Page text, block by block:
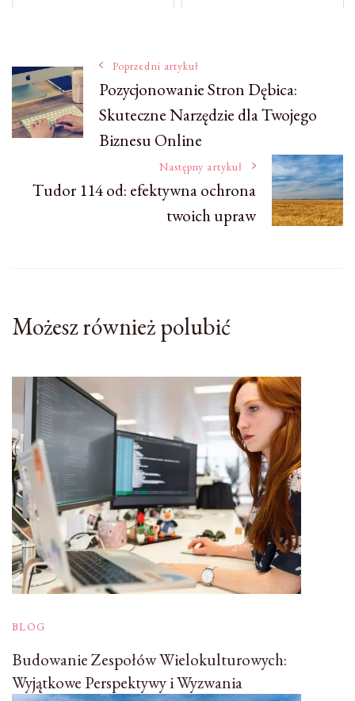
Nawigacja
wpisu
Poprzedni artykuł
Pozycjonowanie Stron Dębica:
Skuteczne Narzędzie dla Twojego
Biznesu Online
Następny artykuł
Tudor 114 od: efektywna ochrona
twoich upraw
Możesz również polubić
BLOG
Budowanie Zespołów Wielokulturowych:
Wyjątkowe Perspektywy i Wyzwania